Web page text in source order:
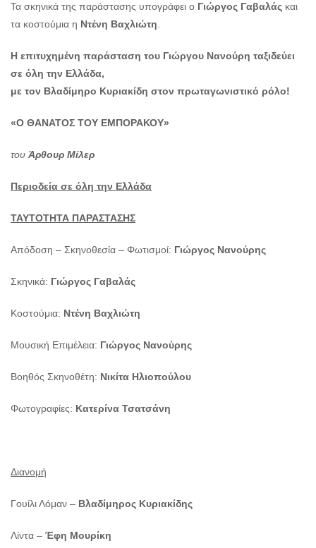
Τα σκηνικά της παράστασης υπογράφει ο Γιώργος Γαβαλάς και
τα κοστούμια η Ντένη Βαχλιώτη.
Η επιτυχημένη παράσταση του Γιώργου Νανούρη ταξιδεύει
σε όλη την Ελλάδα,
με τον Βλαδίμηρο Κυριακίδη στον πρωταγωνιστικό ρόλο!
«Ο ΘΑΝΑΤΟΣ ΤΟΥ ΕΜΠΟΡΑΚΟΥ»
του Άρθουρ Μίλερ
Περιοδεία σε όλη την Ελλάδα
ΤΑΥΤΟΤΗΤΑ ΠΑΡΑΣΤΑΣΗΣ
Απόδοση – Σκηνοθεσία – Φωτισμοί: Γιώργος Νανούρης
Σκηνικά: Γιώργος Γαβαλάς
Κοστούμια: Ντένη Βαχλιώτη
Μουσική Επιμέλεια: Γιώργος Νανούρης
Βοηθός Σκηνοθέτη: Νικίτα Ηλιοπούλου
Φωτογραφίες: Κατερίνα Τσατσάνη
Διανομή
Γουίλι Λόμαν – Βλαδίμηρος Κυριακίδης
Λίντα – Έφη Μουρίκη